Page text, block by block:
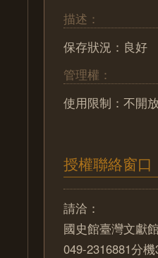
描述：
保存狀況：良好
管理權：
使用限制：不開放
授權聯絡窗口
請洽：
國史館臺灣文獻
049-2316881分機